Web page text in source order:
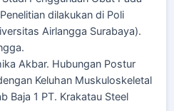
dilakukan di Poli
Airlangga Surabaya).
Akbar. Hubungan Postur
Keluhan Muskuloskeletal
Baja 1 PT. Krakatau Steel